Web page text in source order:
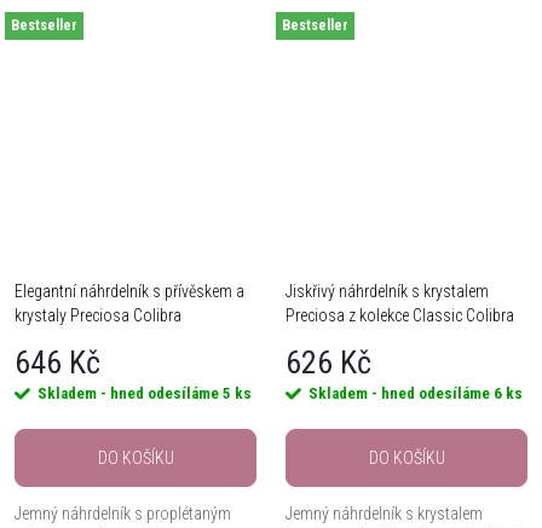
modrým dekorativním kamenem. Je
na dekoltu. Je vyroben z...
Bestseller
Elegantní náhrdelník s přívěskem a
krystaly Preciosa Colibra
646 Kč
Skladem - hned odesíláme 5 ks
DO KOŠÍKU
Jemný náhrdelník s proplétaným
Bestseller
Jiskřivý náhrdelník s krystalem
Preciosa z kolekce Classic Colibra
626 Kč
Skladem - hned odesíláme 6 ks
DO KOŠÍKU
Jemný náhrdelník s krystalem